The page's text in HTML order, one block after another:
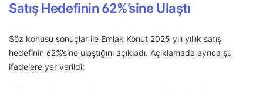
Satış Hedefinin 62%’sine Ulaştı
Söz konusu sonuçlar ile Emlak Konut 2025 yılı yıllık satış
hedefinin 62%’sine ulaştığını açıkladı. Açıklamada ayrıca şu
ifadelere yer verildi: